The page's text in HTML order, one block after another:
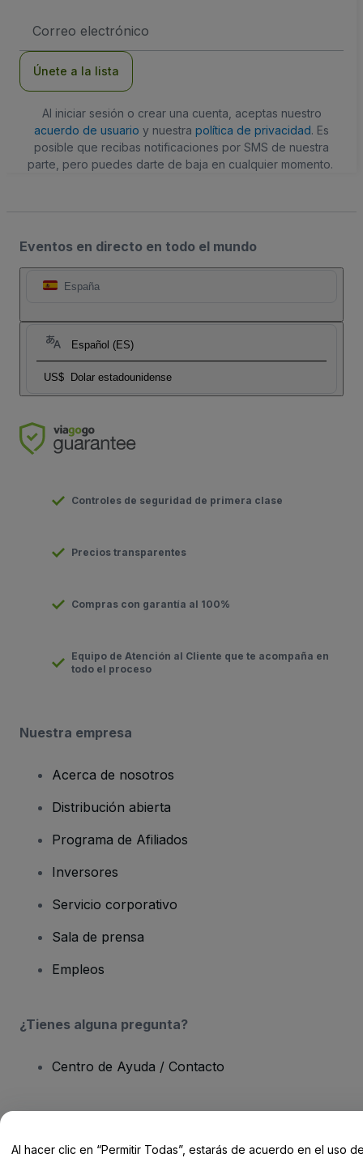
de
Únete a la lista
Al iniciar sesión o crear una cuenta, aceptas nuestro
acuerdo de usuario y nuestra política de privacidad. Es
posible que recibas notificaciones por SMS de nuestra
parte, pero puedes darte de baja en cualquier momento.
Eventos en directo en todo el mundo
España
Español (ES)
US$ Dolar estadounidense
Controles de seguridad de primera clase
Precios transparentes
Compras con garantía al 100%
Equipo de Atención al Cliente que te acompaña en
todo el proceso
Nuestra empresa
Acerca de nosotros
Distribución abierta
Programa de Afiliados
Inversores
Servicio corporativo
Sala de prensa
Empleos
¿Tienes alguna pregunta?
Centro de Ayuda / Contacto
Al hacer clic en “Permitir Todas”, estarás de acuerdo en el uso